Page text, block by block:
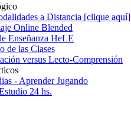
a Distancia [clique aquí]
Online Blended
Enseñanza HeLE
de las Clases
versus Lecto-Comprensión
- Aprender Jugando
24 hs.